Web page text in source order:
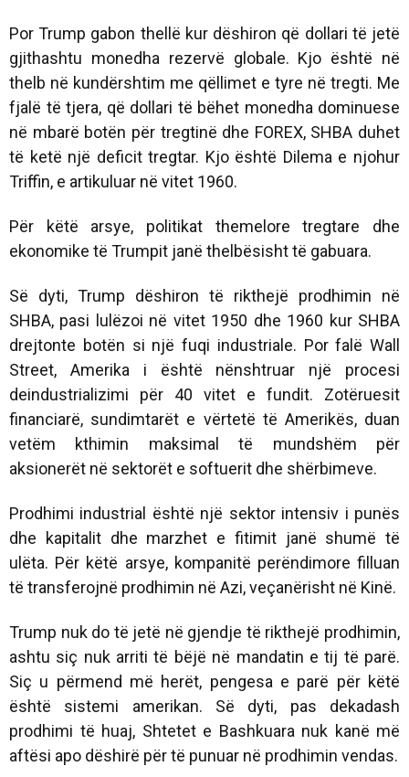
Por Trump gabon thellë kur dëshiron që dollari të jetë
gjithashtu monedha rezervë globale. Kjo është në
thelb në kundërshtim me qëllimet e tyre në tregti. Me
fjalë të tjera, që dollari të bëhet monedha dominuese
në mbarë botën për tregtinë dhe FOREX, SHBA duhet
të ketë një deficit tregtar. Kjo është Dilema e njohur
Triffin, e artikuluar në vitet 1960.
Për këtë arsye, politikat themelore tregtare dhe
ekonomike të Trumpit janë thelbësisht të gabuara.
Së dyti, Trump dëshiron të rikthejë prodhimin në
SHBA, pasi lulëzoi në vitet 1950 dhe 1960 kur SHBA
drejtonte botën si një fuqi industriale. Por falë Wall
Street, Amerika i është nënshtruar një procesi
deindustrializimi për 40 vitet e fundit. Zotëruesit
financiarë, sundimtarët e vërtetë të Amerikës, duan
vetëm kthimin maksimal të mundshëm për
aksionerët në sektorët e softuerit dhe shërbimeve.
Prodhimi industrial është një sektor intensiv i punës
dhe kapitalit dhe marzhet e fitimit janë shumë të
ulëta. Për këtë arsye, kompanitë perëndimore filluan
të transferojnë prodhimin në Azi, veçanërisht në Kinë.
Trump nuk do të jetë në gjendje të rikthejë prodhimin,
ashtu siç nuk arriti të bëjë në mandatin e tij të parë.
Siç u përmend më herët, pengesa e parë për këtë
është sistemi amerikan. Së dyti, pas dekadash
prodhimi të huaj, Shtetet e Bashkuara nuk kanë më
aftësi apo dëshirë për të punuar në prodhimin vendas.